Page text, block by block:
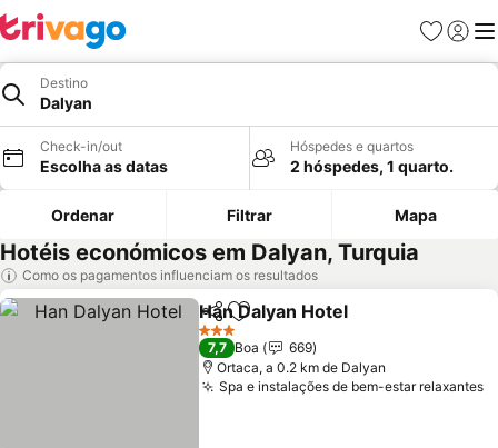
Favoritos
Iniciar
Destino
Dalyan
Check-in/out
Escolha as datas
Hóspedes e quartos
2 hóspedes, 1 quarto.
Ordenar Filtrar Mapa
Hotéis económicos em Dalyan, Turquia
Como os pagamentos influenciam os resultados
PartilharAdicionar aos favoritos
Han Dalyan Hotel
3 Estrelas
7,7 Boa
669
Ortaca, a 0.2 km de Dalyan
Spa e instalações de bem-estar relaxantes